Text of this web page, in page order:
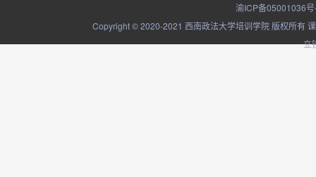
渝ICP备05001036
Copyright © 2020-2021 西南政法大学培训学院 版权所有
立